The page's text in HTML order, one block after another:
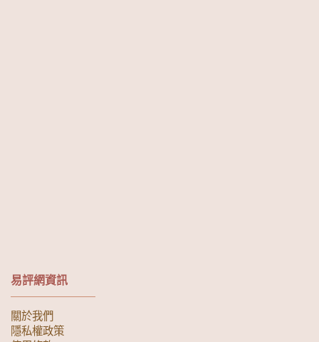
易評網資訊
關於我們
隱私權政策